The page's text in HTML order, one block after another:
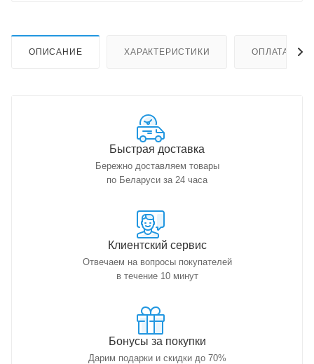
ОПИСАНИЕ ХАРАКТЕРИСТИКИ ОПЛАТА
Быстрая доставка
Бережно доставляем товары
по Беларуси за 24 часа
Клиентский сервис
Отвечаем на вопросы покупателей
в течение 10 минут
Бонусы за покупки
Дарим подарки и скидки до 70%